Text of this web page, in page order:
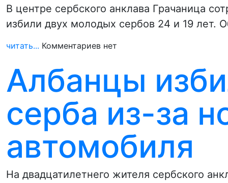
В центре сербского анклава Грачаница
избили двух молодых сербов 24 и 19 лет.
читать... Комментариев нет
Албанцы
серба из-за
автомобиля
На двадцатилетнего жителя сербского